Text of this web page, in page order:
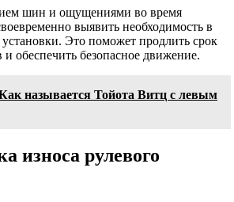
шин и ощущениями во время
выявить необходимость в
установки. Это поможет продлить срок
обеспечить безопасное движение.
называется Тойота Витц с левым
износа рулевого